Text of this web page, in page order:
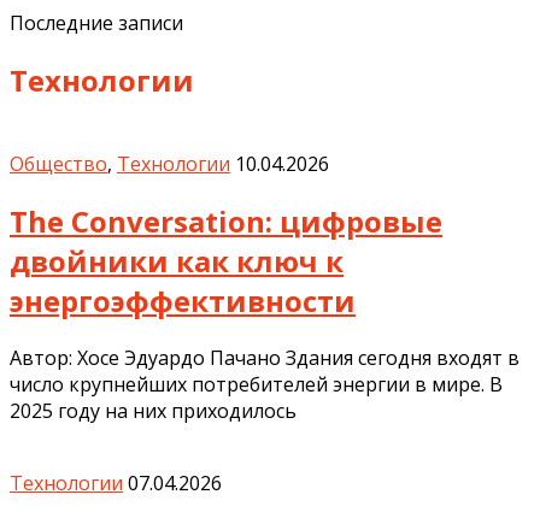
Последние записи
Технологии
Общество, Технологии 10.04.2026
The Conversation: цифровые
двойники как ключ к
энергоэффективности
Автор: Хосе Эдуардо Пачано Здания сегодня входят в
число крупнейших потребителей энергии в мире. В
2025 году на них приходилось
Технологии 07.04.2026